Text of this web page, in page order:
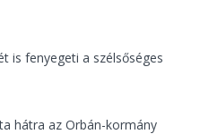
is fenyegeti a szélsőséges
hátra az Orbán-kormány